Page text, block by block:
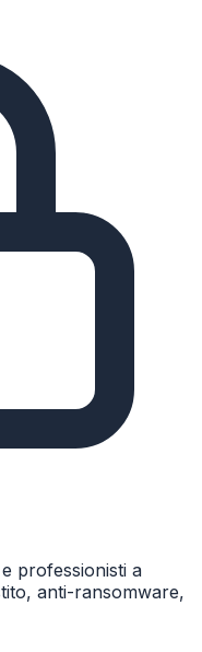
professionisti a
anti-ransomware,